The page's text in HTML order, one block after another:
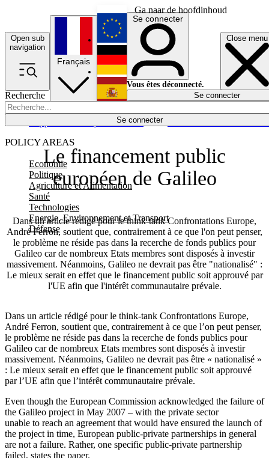
Ga naar de hoofdinhoud
Open sub
navigation
Close menu
Recherche
Se connecter
POLICY AREAS
Economie
Politique
Agriculture et Alimentation
Santé
Technologies
Energie, Environnement et Transport
Défense
Économie
Français
English
Deutsch
Español
Se connecter
Vous êtes déconnecté.
Se connecter
Le financement public
européen de Galileo
Dans un article rédigé pour le think-tank Confrontations Europe,
André Ferron, soutient que, contrairement à ce que l'on peut penser,
le problème ne réside pas dans la recerche de fonds publics pour
Galileo car de nombreux Etats membres sont disposés à investir
massivement. Néanmoins, Galileo ne devrait pas être "nationalisé" :
Le mieux serait en effet que le financement public soit approuvé par
l'UE afin que l'intérêt communautaire prévale.
Dans un article rédigé pour le think-tank Confrontations Europe,
André Ferron, soutient que, contrairement à ce que l’on peut penser,
le problème ne réside pas dans la recerche de fonds publics pour
Galileo car de nombreux Etats membres sont disposés à investir
massivement. Néanmoins, Galileo ne devrait pas être « nationalisé »
: Le mieux serait en effet que le financement public soit approuvé
par l’UE afin que l’intérêt communautaire prévale.
Even though the European Commission acknowledged the failure of
the Galileo project in May 2007 – with the private sector
unable to reach an agreement that would have ensured the launch of
the project in time, European public-private partnerships in general
are not a failure. Rather, one specific public-private partnership
failed, states the paper.